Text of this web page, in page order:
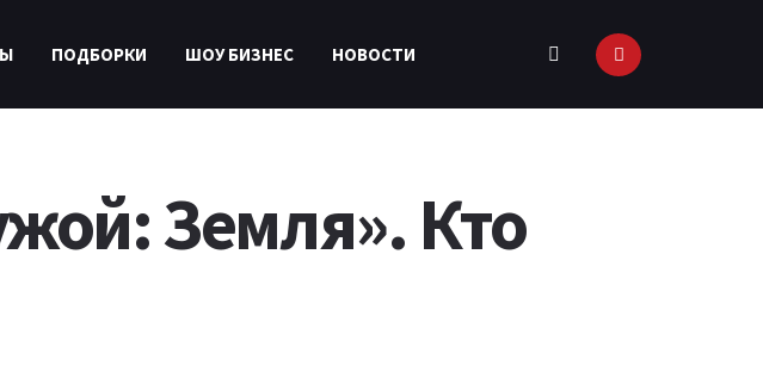
ПОДБОРКИ ШОУ БИЗНЕС НОВОСТИ
Земля». Кто